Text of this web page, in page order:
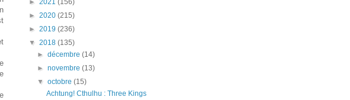
► 2021 (156)
► 2020 (215)
► 2019 (236)
▼ 2018 (135)
►décembre(14)
►novembre(13)
▼octobre(15)
Achtung! Cthulhu : Three Kings